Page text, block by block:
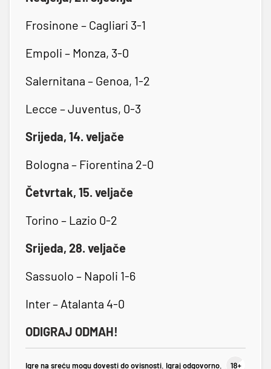
Frosinone – Cagliari 3-1
Empoli – Monza, 3-0
Salernitana – Genoa, 1-2
Lecce – Juventus, 0-3
Srijeda, 14. veljače
Bologna – Fiorentina 2-0
Četvrtak, 15. veljače
Torino – Lazio 0-2
Srijeda, 28. veljače
Sassuolo – Napoli 1-6
Inter – Atalanta 4-0
ODIGRAJ ODMAH!
Igre na sreću mogu dovesti do ovisnosti. Igraj odgovorno.